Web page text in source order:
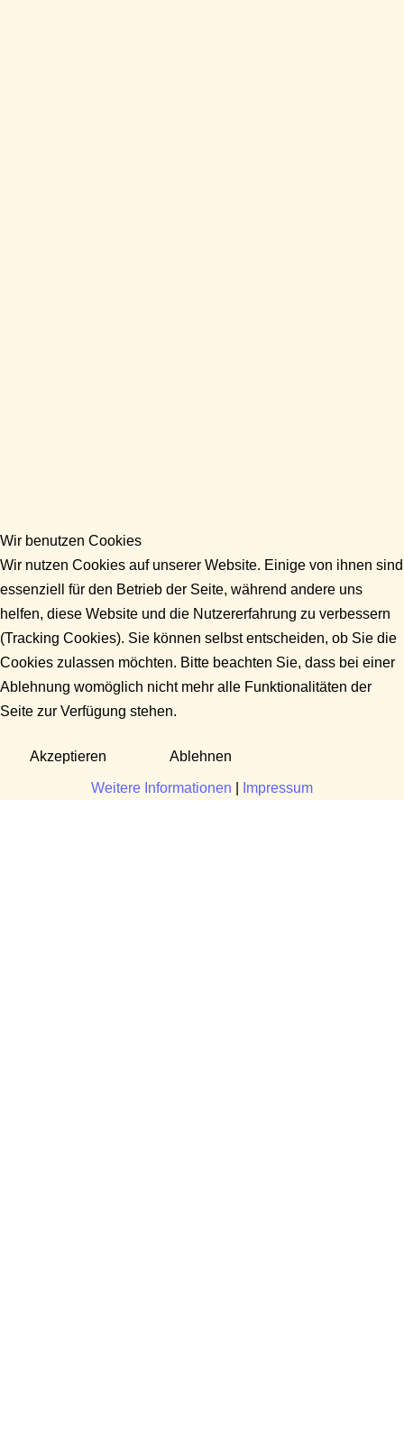
Wir benutzen Cookies
Wir nutzen Cookies auf unserer Website. Einige von ihnen sind
essenziell für den Betrieb der Seite, während andere uns
helfen, diese Website und die Nutzererfahrung zu verbessern
(Tracking Cookies). Sie können selbst entscheiden, ob Sie die
Cookies zulassen möchten. Bitte beachten Sie, dass bei einer
Ablehnung womöglich nicht mehr alle Funktionalitäten der
Seite zur Verfügung stehen.
Akzeptieren Ablehnen
Weitere Informationen Impressum